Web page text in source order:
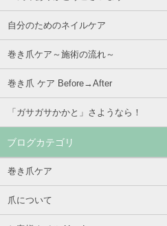
自分のためのネイルケア
巻き爪ケア～施術の流れ～
巻き爪 ケア Before→After
「ガサガサかかと」さようなら！
ブログカテゴリ
巻き爪ケア
爪について